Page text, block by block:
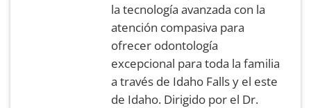
la tecnología avanzada con la
atención compasiva para
ofrecer odontología
excepcional para toda la familia
a través de Idaho Falls y el este
de Idaho. Dirigido por el Dr.